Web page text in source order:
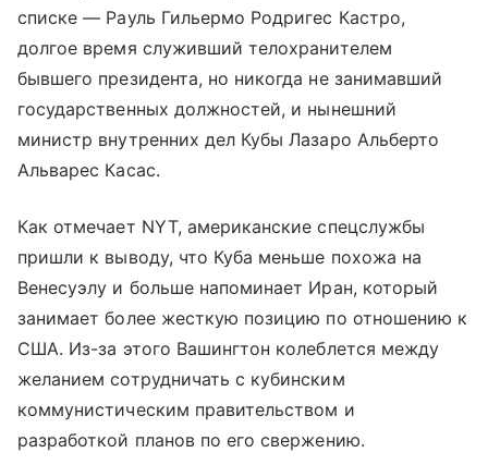
списке — Рауль Гильермо Родригес Кастро,
долгое время служивший телохранителем
бывшего президента, но никогда не занимавший
государственных должностей, и нынешний
министр внутренних дел Кубы Лазаро Альберто
Альварес Касас.
Как отмечает NYT, американские спецслужбы
пришли к выводу, что Куба меньше похожа на
Венесуэлу и больше напоминает Иран, который
занимает более жесткую позицию по отношению к
США. Из-за этого Вашингтон колеблется между
желанием сотрудничать с кубинским
коммунистическим правительством и
разработкой планов по его свержению.